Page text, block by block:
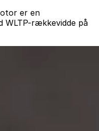
er en
WLTP-rækkevidde på